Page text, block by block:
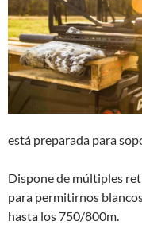
está preparada para
Dispone de múltiples
para permitirnos
hasta los 750/800m.